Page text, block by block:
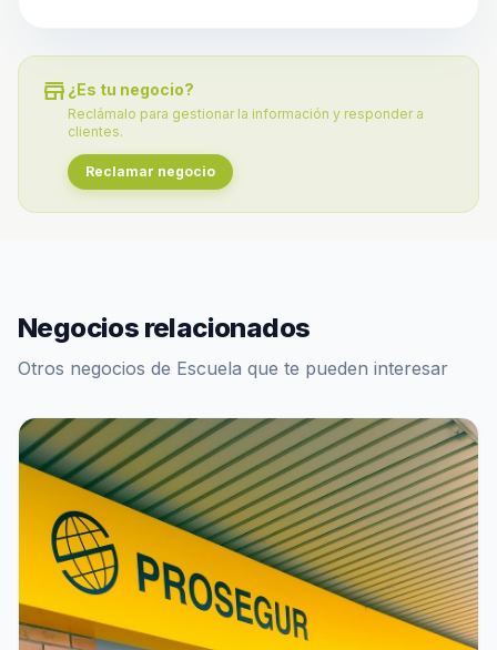
store ¿Es tu negocio?
Reclámalo para gestionar la información y responder a
clientes.
Reclamar negocio
Negocios relacionados
Otros negocios de Escuela que te pueden interesar